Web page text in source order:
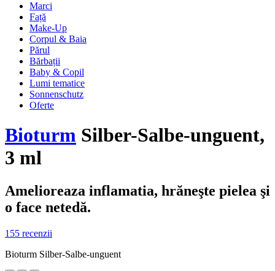
Marci
Față
Make-Up
Corpul & Baia
Părul
Bărbații
Baby & Copil
Lumi tematice
Sonnenschutz
Oferte
Bioturm Silber-Salbe-unguent,
3 ml
Amelioreaza inflamatia, hrăneşte pielea şi
o face netedă.
155 recenzii
Bioturm Silber-Salbe-unguent